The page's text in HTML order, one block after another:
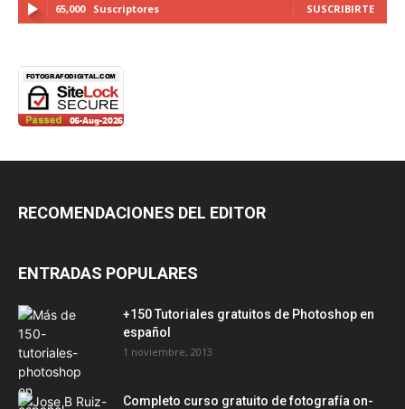
65,000 Suscriptores SUSCRIBIRTE
RECOMENDACIONES DEL EDITOR
ENTRADAS POPULARES
+150 Tutoriales gratuitos de Photoshop en
español
1 noviembre, 2013
Completo curso gratuito de fotografía on-